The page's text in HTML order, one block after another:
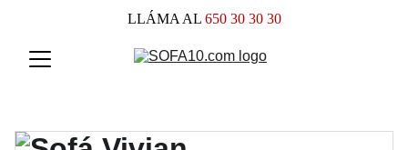
LLÁMA AL 650 30 30 30